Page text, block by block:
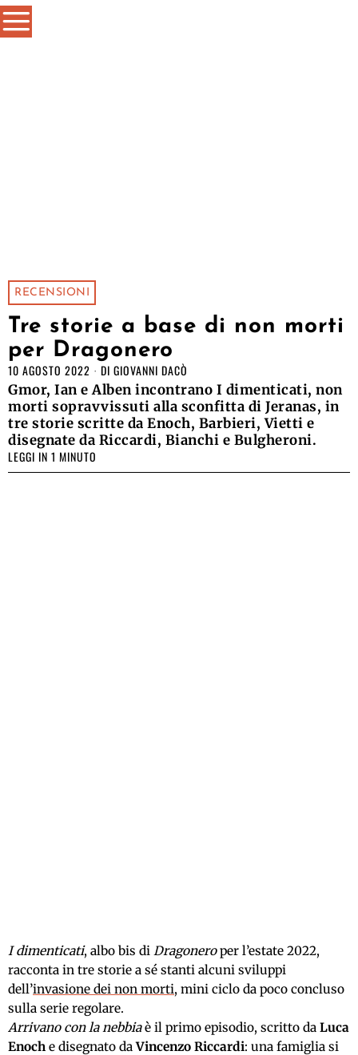
RECENSIONI
Tre storie a base di non morti
per Dragonero
10 AGOSTO 2022 DI GIOVANNI DACÒ
Gmor, Ian e Alben incontrano I dimenticati, non
morti sopravvissuti alla sconfitta di Jeranas, in
tre storie scritte da Enoch, Barbieri, Vietti e
disegnate da Riccardi, Bianchi e Bulgheroni.
LEGGI IN 1 MINUTO
I dimenticati, albo bis di Dragoneroper l’estate 2022,
racconta in tre storie a sé stanti alcuni sviluppi
dell’invasione dei non morti, mini ciclo da poco concluso
sulla serie regolare.
Arrivano con la nebbiaè il primo episodio, scritto da Luca
Enoch e disegnato daVincenzo Riccardi: una famiglia si